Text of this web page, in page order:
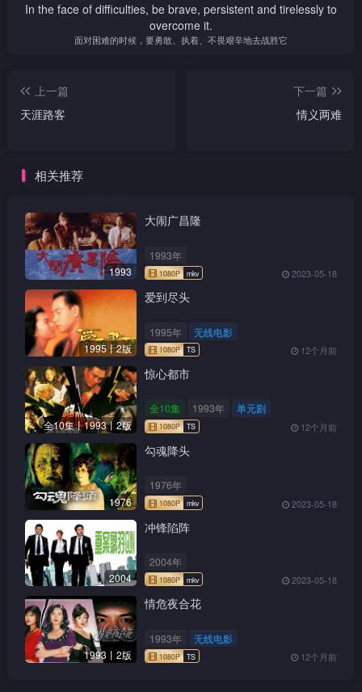
In the face of difficulties, be brave, persistent and tirelessly to
overcome it.
面对困难的时候，要勇敢、执着、不畏艰辛地去战胜它
上一篇
天涯路客
下一篇
情义两难
相关推荐
1993
大闹广昌隆
1993年
2023-05-18
1995丨2版
爱到尽头
1995年 无线电影
12个月前
全10集丨1993丨2版
惊心都市
全10集 1993年 单元剧
12个月前
1976
勾魂降头
1976年
2023-05-18
2004
冲锋陷阵
2004年
2023-05-18
1993丨2版
情危夜合花
1993年 无线电影
12个月前